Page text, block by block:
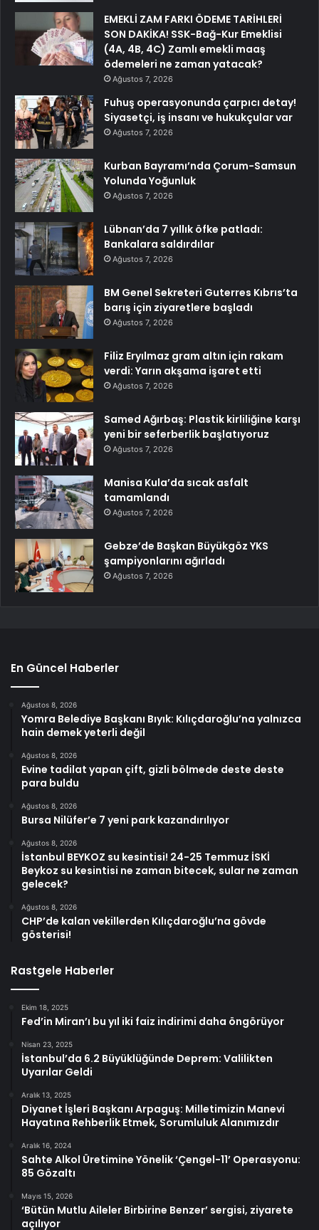
EMEKLİ ZAM FARKI ÖDEME TARİHLERİ
SON DAKİKA! SSK-Bağ-Kur Emeklisi
(4A, 4B, 4C) Zamlı emekli maaş
ödemeleri ne zaman yatacak?
Ağustos 7, 2026
Fuhuş operasyonunda çarpıcı detay!
Siyasetçi, iş insanı ve hukukçular var
Ağustos 7, 2026
Kurban Bayramı’nda Çorum-Samsun
Yolunda Yoğunluk
Ağustos 7, 2026
Lübnan’da 7 yıllık öfke patladı:
Bankalara saldırdılar
Ağustos 7, 2026
BM Genel Sekreteri Guterres Kıbrıs’ta
barış için ziyaretlere başladı
Ağustos 7, 2026
Filiz Eryılmaz gram altın için rakam
verdi: Yarın akşama işaret etti
Ağustos 7, 2026
Samed Ağırbaş: Plastik kirliliğine karşı
yeni bir seferberlik başlatıyoruz
Ağustos 7, 2026
Manisa Kula’da sıcak asfalt
tamamlandı
Ağustos 7, 2026
Gebze’de Başkan Büyükgöz YKS
şampiyonlarını ağırladı
Ağustos 7, 2026
En Güncel Haberler
Ağustos 8, 2026
Yomra Belediye Başkanı Bıyık: Kılıçdaroğlu’na yalnızca
hain demek yeterli değil
Ağustos 8, 2026
Evine tadilat yapan çift, gizli bölmede deste deste
para buldu
Ağustos 8, 2026
Bursa Nilüfer’e 7 yeni park kazandırılıyor
Ağustos 8, 2026
İstanbul BEYKOZ su kesintisi! 24-25 Temmuz İSKİ
Beykoz su kesintisi ne zaman bitecek, sular ne zaman
gelecek?
Ağustos 8, 2026
CHP’de kalan vekillerden Kılıçdaroğlu’na gövde
gösterisi!
Rastgele Haberler
Ekim 18, 2025
Fed’in Miran’ı bu yıl iki faiz indirimi daha öngörüyor
Nisan 23, 2025
İstanbul’da 6.2 Büyüklüğünde Deprem: Valilikten
Uyarılar Geldi
Aralık 13, 2025
Diyanet İşleri Başkanı Arpaguş: Milletimizin Manevi
Hayatına Rehberlik Etmek, Sorumluluk Alanımızdır
Aralık 16, 2024
Sahte Alkol Üretimine Yönelik ‘Çengel-11’ Operasyonu:
85 Gözaltı
Mayıs 15, 2026
‘Bütün Mutlu Aileler Birbirine Benzer’ sergisi, ziyarete
açılıyor